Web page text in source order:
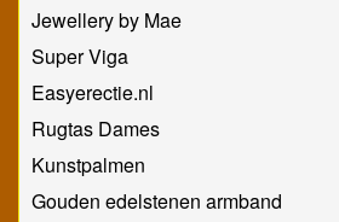
Jewellery by Mae
Super Viga
Easyerectie.nl
Rugtas Dames
Kunstpalmen
Gouden edelstenen armband